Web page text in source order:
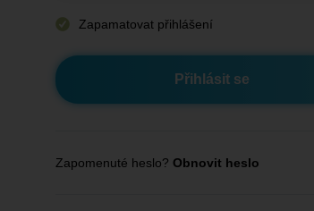
Zapamatovat přihlášení
Zapomenuté heslo? Obnovit heslo